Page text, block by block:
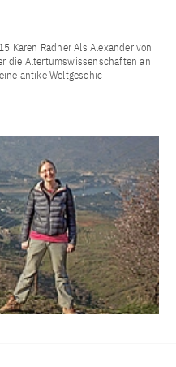
Karen Radner Als Alexander von
die Altertumswissenschaften an
antike Weltgeschic